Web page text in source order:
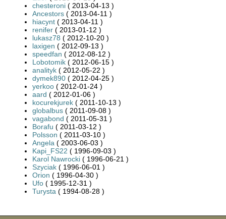
chesteroni ( 2013-04-13 )
Ancestors ( 2013-04-11 )
hiacynt ( 2013-04-11 )
renifer ( 2013-01-12 )
lukasz78 ( 2012-10-20 )
laxigen ( 2012-09-13 )
speedfan ( 2012-08-12 )
Lobotomik ( 2012-06-15 )
analityk ( 2012-05-22 )
dymek890 ( 2012-04-25 )
yerkoo ( 2012-01-24 )
aard ( 2012-01-06 )
kocurekjurek ( 2011-10-13 )
globalbus ( 2011-09-08 )
vagabond ( 2011-05-31 )
Borafu ( 2011-03-12 )
Polsson ( 2011-03-10 )
Angela ( 2003-06-03 )
Kapi_FS22 ( 1996-09-03 )
Karol Nawrocki ( 1996-06-21 )
Szyciak ( 1996-06-01 )
Orion ( 1996-04-30 )
Ufo ( 1995-12-31 )
Turysta ( 1994-08-28 )